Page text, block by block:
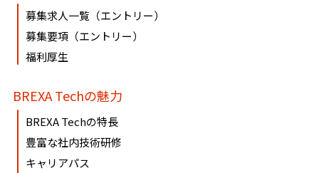
東京都千代田区丸の内1-8-3 丸の内トラストタワー本館16・
17階
株式会社BREXA Technology
個人情報保護管理者：吉野 貴博
TEL:03-3286-4777 FAX:03-3286-4778
募集求人一覧（エントリー）
募集要項（エントリー）
福利厚生
BREXA Techの魅力
BREXA Techの特長
豊富な社内技術研修
キャリアパス